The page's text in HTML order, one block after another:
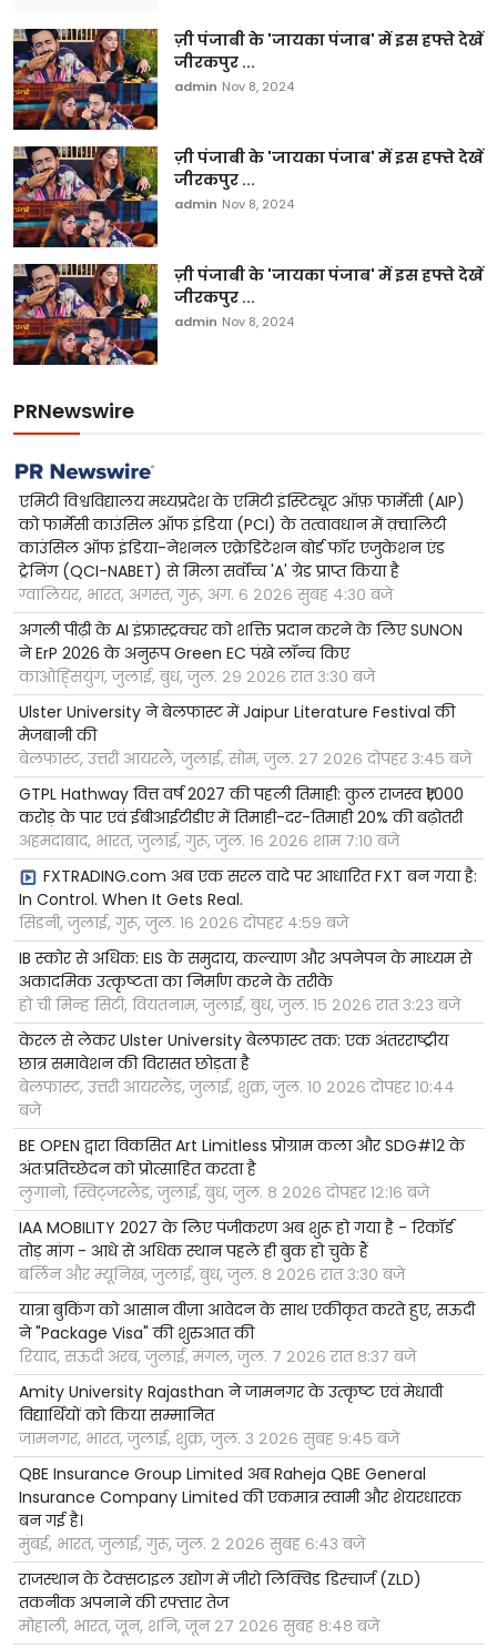
ज़ी पंजाबी के 'जायका पंजाब' में इस हफ्ते देखें
जीरकपुर ...
admin Nov 8, 2024
ज़ी पंजाबी के 'जायका पंजाब' में इस हफ्ते देखें
जीरकपुर ...
admin Nov 8, 2024
ज़ी पंजाबी के 'जायका पंजाब' में इस हफ्ते देखें
जीरकपुर ...
admin Nov 8, 2024
PRNewswire
एमिटी विश्वविद्यालय मध्यप्रदेश के एमिटी इंस्टिट्यूट ऑफ़ फार्मेसी (AIP)
को फार्मेसी काउंसिल ऑफ इंडिया (PCI) के तत्वावधान में क़्वालिटी
काउंसिल ऑफ इंडिया-नेशनल एक्रेडिटेशन बोर्ड फॉर एजुकेशन एंड
ट्रेनिंग (QCI-NABET) से मिला सर्वोच्च 'A' ग्रेड प्राप्त किया है
ग्वालियर, भारत, अगस्त, गुरू, अग. ६ २०२६ सुबह ४:३० बजे
अगली पीढ़ी के AI इंफ्रास्ट्रक्चर को शक्ति प्रदान करने के लिए SUNON
ने ErP 2026 के अनुरूप Green EC पंखे लॉन्च किए
काओह्सियुंग, जुलाई, बुध, जुल. २९ २०२६ रात ३:३० बजे
Ulster University ने बेलफास्ट में Jaipur Literature Festival की
मेजबानी की
बेलफास्ट, उत्तरी आयरलैं, जुलाई, सोम, जुल. २७ २०२६ दोपहर ३:४५ बजे
GTPL Hathway वित्त वर्ष 2027 की पहली तिमाही: कुल राजस्व ₹1,000
करोड़ के पार एवं ईबीआईटीडीए में तिमाही-दर-तिमाही 20% की बढ़ोतरी
अहमदाबाद, भारत, जुलाई, गुरू, जुल. १६ २०२६ शाम ७:१० बजे
FXTRADING.com अब एक सरल वादे पर आधारित FXT बन गया है:
In Control. When It Gets Real.
सिडनी, जुलाई, गुरू, जुल. १६ २०२६ दोपहर ४:५९ बजे
IB स्कोर से अधिक: EIS के समुदाय, कल्याण और अपनेपन के माध्यम से
अकादमिक उत्कृष्टता का निर्माण करने के तरीके
हो ची मिन्ह सिटी, वियतनाम, जुलाई, बुध, जुल. १५ २०२६ रात ३:२३ बजे
केरल से लेकर Ulster University बेलफास्ट तक: एक अंतरराष्ट्रीय
छात्र समावेशन की विरासत छोड़ता है
बेलफास्ट, उत्तरी आयरलैंड, जुलाई, शुक्र, जुल. १० २०२६ दोपहर १०:४४
बजे
BE OPEN द्वारा विकसित Art Limitless प्रोग्राम कला और SDG#12 के
अंतःप्रतिच्छेदन को प्रोत्साहित करता है
लुगानो, स्विट्जरलैंड, जुलाई, बुध, जुल. ८ २०२६ दोपहर १२:१६ बजे
IAA MOBILITY 2027 के लिए पंजीकरण अब शुरू हो गया है - रिकॉर्ड
तोड़ मांग - आधे से अधिक स्थान पहले ही बुक हो चुके हैं
बर्लिन और म्यूनिख, जुलाई, बुध, जुल. ८ २०२६ रात ३:३० बजे
यात्रा बुकिंग को आसान वीज़ा आवेदन के साथ एकीकृत करते हुए, सऊदी
ने "Package Visa" की शुरुआत की
रियाद, सऊदी अरब, जुलाई, मंगल, जुल. ७ २०२६ रात ८:३७ बजे
Amity University Rajasthan ने जामनगर के उत्कृष्ट एवं मेधावी
विद्यार्थियों को किया सम्मानित
जामनगर, भारत, जुलाई, शुक्र, जुल. ३ २०२६ सुबह ९:४५ बजे
QBE Insurance Group Limited अब Raheja QBE General
Insurance Company Limited की एकमात्र स्वामी और शेयरधारक
बन गई है।
मुंबई, भारत, जुलाई, गुरू, जुल. २ २०२६ सुबह ६:४३ बजे
राजस्थान के टेक्सटाइल उद्योग में जीरो लिक्विड डिस्चार्ज (ZLD)
तकनीक अपनाने की रफ्तार तेज
मोहाली, भारत, जून, शनि, जून २७ २०२६ सुबह ८:४८ बजे